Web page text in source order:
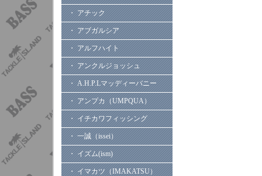
・ アチック
・ アブガルシア
・ アルフハイト
・ アンクルジョッシュ
・ A.H.P.Lマッディーバニー
・ アンプカ（UMPQUA）
・ イチカワフィッシング
・ 一誠（issei）
・ イズム(ism)
・ イマカツ（IMAKATSU）